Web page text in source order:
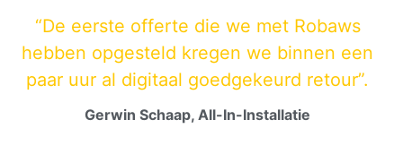
“De eerste offerte die we met Robaws
hebben opgesteld kregen we binnen een
paar uur al digitaal goedgekeurd retour”.
Gerwin Schaap, All-In-Installatie